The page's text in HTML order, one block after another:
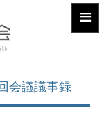
≡
会議議事録